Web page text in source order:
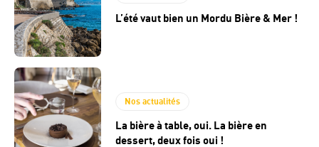
L’été vaut bien un Mordu Bière & Mer !
Nos actualités
La bière à table, oui. La bière en
dessert, deux fois oui !